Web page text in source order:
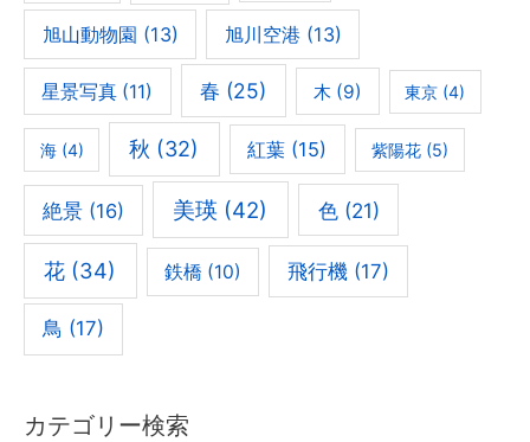
旭山動物園 (13) 旭川空港 (13)
星景写真 (11) 春 (25) 木(9) 東京 (4)
海(4) 秋 (32) 紅葉 (15) 紫陽花 (5)
絶景(16) 美瑛 (42) 色(21)
花 (34) 鉄橋 (10) 飛行機(17)
鳥 (17)
カテゴリー検索